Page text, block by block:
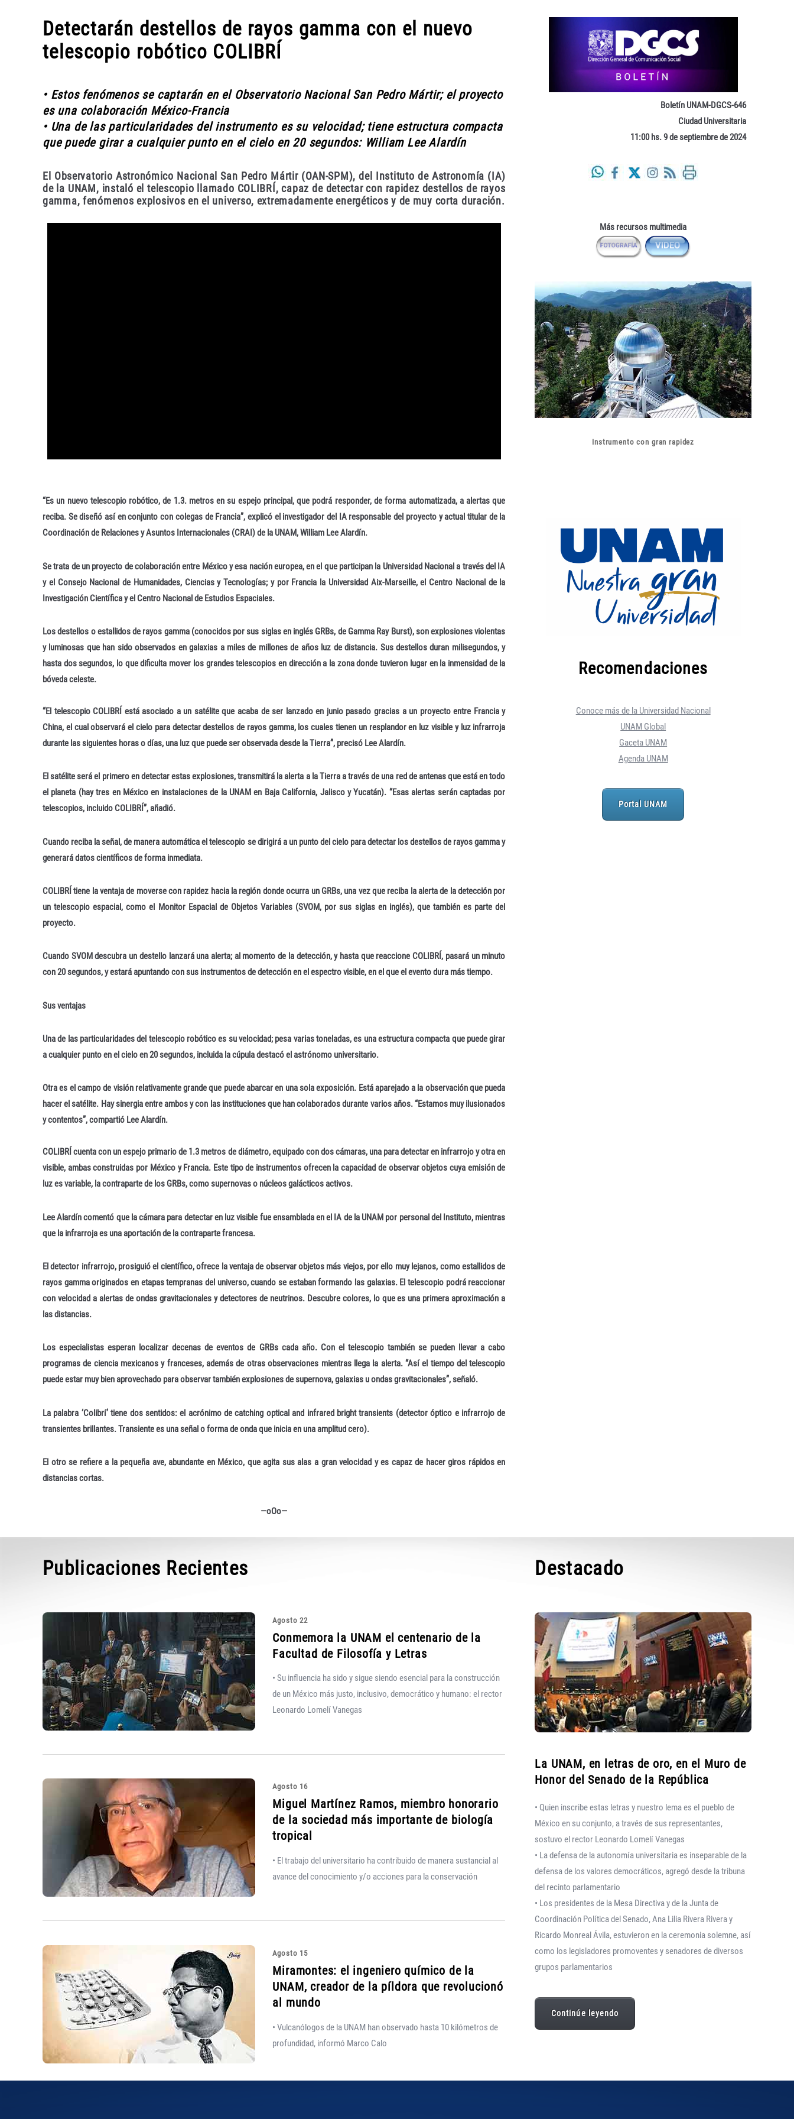
Detectarán destellos de rayos gamma con el nuevo
telescopio robótico COLIBRÍ
• Estos fenómenos se captarán en el Observatorio Nacional San Pedro Mártir; el proyecto
es una colaboración México-Francia
• Una de las particularidades del instrumento es su velocidad; tiene estructura compacta
que puede girar a cualquier punto en el cielo en 20 segundos: William Lee Alardín
El Observatorio Astronómico Nacional San Pedro Mártir (OAN-SPM), del Instituto de Astronomía (IA)
de la UNAM, instaló el telescopio llamado COLIBRÍ, capaz de detectar con rapidez destellos de rayos
gamma, fenómenos explosivos en el universo, extremadamente energéticos y de muy corta duración.
“Es un nuevo telescopio robótico, de 1.3. metros en su espejo principal, que podrá responder, de forma automatizada, a alertas que
reciba. Se diseñó así en conjunto con colegas de Francia”, explicó el investigador del IA responsable del proyecto y actual titular de la
Coordinación de Relaciones y Asuntos Internacionales (CRAI) de la UNAM, William Lee Alardín.
Se trata de un proyecto de colaboración entre México y esa nación europea, en el que participan la Universidad Nacional a través del IA
y el Consejo Nacional de Humanidades, Ciencias y Tecnologías; y por Francia la Universidad Aix-Marseille, el Centro Nacional de la
Investigación Científica y el Centro Nacional de Estudios Espaciales.
Los destellos o estallidos de rayos gamma (conocidos por sus siglas en inglés GRBs, de Gamma Ray Burst), son explosiones violentas
y luminosas que han sido observados en galaxias a miles de millones de años luz de distancia. Sus destellos duran milisegundos, y
hasta dos segundos, lo que dificulta mover los grandes telescopios en dirección a la zona donde tuvieron lugar en la inmensidad de la
bóveda celeste.
“El telescopio COLIBRÍ está asociado a un satélite que acaba de ser lanzado en junio pasado gracias a un proyecto entre Francia y
China, el cual observará el cielo para detectar destellos de rayos gamma, los cuales tienen un resplandor en luz visible y luz infrarroja
durante las siguientes horas o días, una luz que puede ser observada desde la Tierra”, precisó Lee Alardín.
El satélite será el primero en detectar estas explosiones, transmitirá la alerta a la Tierra a través de una red de antenas que está en todo
el planeta (hay tres en México en instalaciones de la UNAM en Baja California, Jalisco y Yucatán). “Esas alertas serán captadas por
telescopios, incluido COLIBRÍ”, añadió.
Cuando reciba la señal, de manera automática el telescopio se dirigirá a un punto del cielo para detectar los destellos de rayos gamma y
generará datos científicos de forma inmediata.
COLIBRÍ tiene la ventaja de moverse con rapidez hacia la región donde ocurra un GRBs, una vez que reciba la alerta de la detección por
un telescopio espacial, como el Monitor Espacial de Objetos Variables (SVOM, por sus siglas en inglés), que también es parte del
proyecto.
Cuando SVOM descubra un destello lanzará una alerta; al momento de la detección, y hasta que reaccione COLIBRÍ, pasará un minuto
con 20 segundos, y estará apuntando con sus instrumentos de detección en el espectro visible, en el que el evento dura más tiempo.
Sus ventajas
Una de las particularidades del telescopio robótico es su velocidad; pesa varias toneladas, es una estructura compacta que puede girar
a cualquier punto en el cielo en 20 segundos, incluida la cúpula destacó el astrónomo universitario.
Otra es el campo de visión relativamente grande que puede abarcar en una sola exposición. Está aparejado a la observación que pueda
hacer el satélite. Hay sinergia entre ambos y con las instituciones que han colaborados durante varios años. “Estamos muy ilusionados
y contentos”, compartió Lee Alardín.
COLIBRÍ cuenta con un espejo primario de 1.3 metros de diámetro, equipado con dos cámaras, una para detectar en infrarrojo y otra en
visible, ambas construidas por México y Francia. Este tipo de instrumentos ofrecen la capacidad de observar objetos cuya emisión de
luz es variable, la contraparte de los GRBs, como supernovas o núcleos galácticos activos.
Lee Alardín comentó que la cámara para detectar en luz visible fue ensamblada en el IA de la UNAM por personal del Instituto, mientras
que la infrarroja es una aportación de la contraparte francesa.
El detector infrarrojo, prosiguió el científico, ofrece la ventaja de observar objetos más viejos, por ello muy lejanos, como estallidos de
rayos gamma originados en etapas tempranas del universo, cuando se estaban formando las galaxias. El telescopio podrá reaccionar
con velocidad a alertas de ondas gravitacionales y detectores de neutrinos. Descubre colores, lo que es una primera aproximación a
las distancias.
Los especialistas esperan localizar decenas de eventos de GRBs cada año. Con el telescopio también se pueden llevar a cabo
programas de ciencia mexicanos y franceses, además de otras observaciones mientras llega la alerta. “Así el tiempo del telescopio
puede estar muy bien aprovechado para observar también explosiones de supernova, galaxias u ondas gravitacionales”, señaló.
La palabra ‘Colibrí’ tiene dos sentidos: el acrónimo de catching optical and infrared bright transients (detector óptico e infrarrojo de
transientes brillantes. Transiente es una señal o forma de onda que inicia en una amplitud cero).
El otro se refiere a la pequeña ave, abundante en México, que agita sus alas a gran velocidad y es capaz de hacer giros rápidos en
distancias cortas.
—oOo—
Boletín UNAM-DGCS-646
Ciudad Universitaria
11:00 hs. 9 de septiembre de 2024
Más recursos multimedia
Instrumento con gran rapidez
Recomendaciones
Conoce más de la Universidad Nacional
UNAM Global
Gaceta UNAM
Agenda UNAM
Portal UNAM
Publicaciones Recientes
Agosto 22
Conmemora la UNAM el centenario de la
Facultad de Filosofía y Letras
• Su influencia ha sido y sigue siendo esencial para la construcción
de un México más justo, inclusivo, democrático y humano: el rector
Leonardo Lomelí Vanegas
Agosto 16
Miguel Martínez Ramos, miembro honorario
de la sociedad más importante de biología
tropical
• El trabajo del universitario ha contribuido de manera sustancial al
avance del conocimiento y/o acciones para la conservación
Agosto 15
Miramontes: el ingeniero químico de la
UNAM, creador de la píldora que revolucionó
al mundo
• Vulcanólogos de la UNAM han observado hasta 10 kilómetros de
profundidad, informó Marco Calo
Destacado
La UNAM, en letras de oro, en el Muro de
Honor del Senado de la República
• Quien inscribe estas letras y nuestro lema es el pueblo de
México en su conjunto, a través de sus representantes,
sostuvo el rector Leonardo Lomelí Vanegas
• La defensa de la autonomía universitaria es inseparable de la
defensa de los valores democráticos, agregó desde la tribuna
del recinto parlamentario
• Los presidentes de la Mesa Directiva y de la Junta de
Coordinación Política del Senado, Ana Lilia Rivera Rivera y
Ricardo Monreal Ávila, estuvieron en la ceremonia solemne, así
como los legisladores promoventes y senadores de diversos
grupos parlamentarios
Continúe leyendo